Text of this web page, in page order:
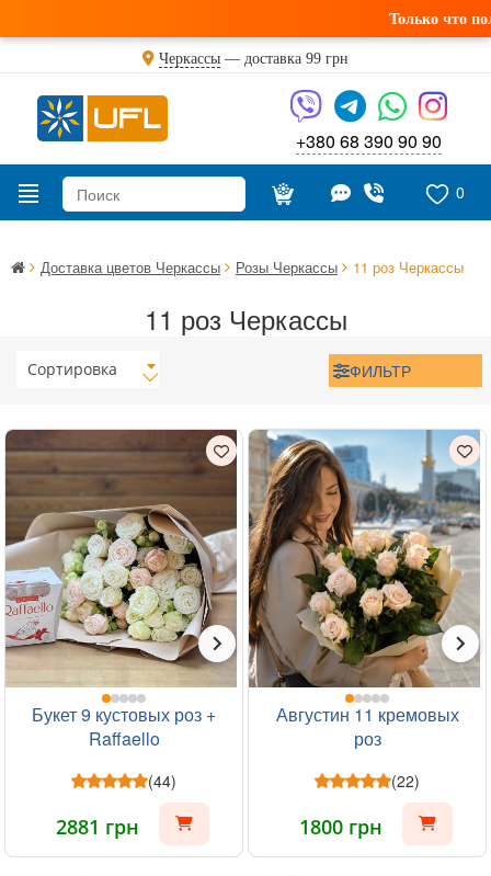
Только что
Черкассы — доставка 99 грн
+380 68 390 90 90
0
Доставка цветов Черкассы Розы Черкассы 11 роз Черкассы
11 роз Черкассы
Сортировка ФИЛЬТР
Букет 9 кустовых роз +
Raffaello
(44)
2881 грн
Августин 11 кремовых
роз
(22)
1800 грн